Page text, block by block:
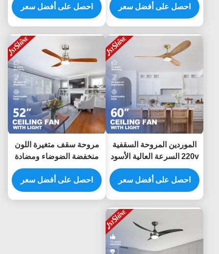
احصل على أفضل سعر
احصل على أفضل سعر
الموردين المروحة السقفية
220v السرعة العالية الأسود
الحديثة Bldc المحرك
الخشبية مدعومة المروحة
السقفية الضوء
احصل على أفضل سعر
مروحة سقف متغيرة اللون
منخفضة الضوضاء ومضادة
للتآكل مع محرك تيار متردد
110 فولت
احصل على أفضل سعر